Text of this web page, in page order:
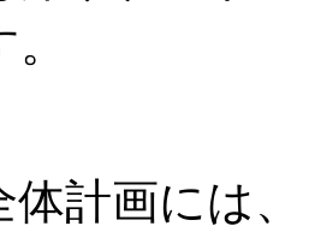
体計画には